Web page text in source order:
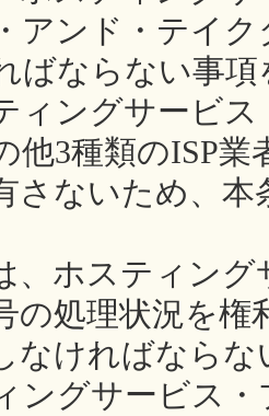
アンド・テイ
ばならない事
ィングサービ
他3種類のISP
さないため、本
、ホスティン
の処理状況を
なければなら
ングサービス